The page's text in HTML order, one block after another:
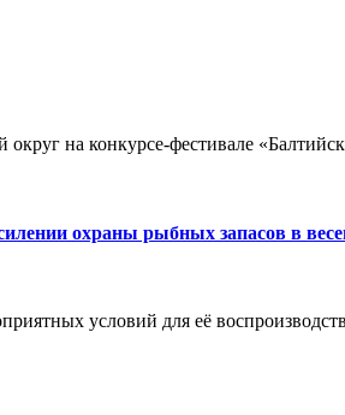
на конкурсе-фестивале
охраны рыбных запасов в
условий для её